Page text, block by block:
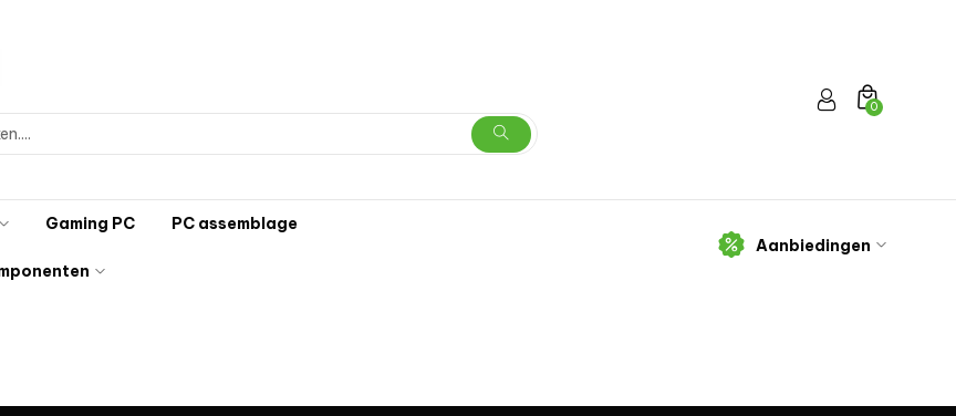
0
Gaming PC PC assemblage
Aanbiedingen